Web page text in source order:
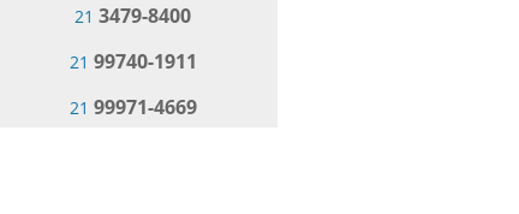
DISTRIBUIDOR DE ACESSÓRIOS PARA
EMPRESA DE BOMBA DE ÓLEO PARA
21 3479-8400
21 99740-1911
21 99971-4669